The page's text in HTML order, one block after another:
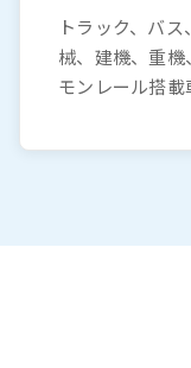
トラック、バ
械、建機、重
モンレール搭載